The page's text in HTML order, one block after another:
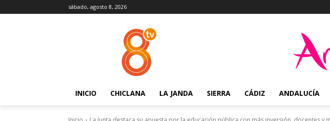
sábado, agosto 8, 2026
INICIO CHICLANA LA JANDA SIERRA CÁDIZ ANDALUCÍA